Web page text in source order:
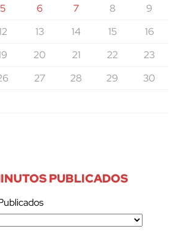
5 6 7 8
9
13 14 15
16
20 21 22
23
27 28 29
30
PUBLICADOS